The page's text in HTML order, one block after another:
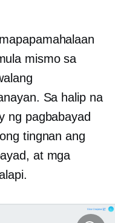
mismo sa
Sa halip na
ng pagbabayad
tingnan ang
at mga